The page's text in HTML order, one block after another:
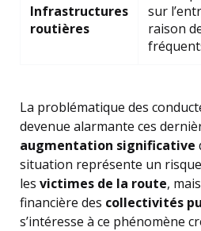
Infrastructures
routières
sur
raison
La problématique des
devenue alarmante ces
augmentation significative
situation représente un
les victimes de la route,
financière des collectivités
s’intéresse à ce phénomène